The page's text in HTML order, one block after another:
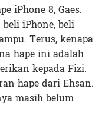
iPhone 8, Gaes.
iPhone, beli
Terus, kenapa
hape ini adalah
kepada Fizi.
hape dari Ehsan.
masih belum